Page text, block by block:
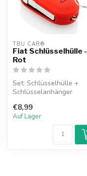
TBU CAR®
Fiat Schlüsselhülle -
Rot
Set: Schlüsselhülle +
Schlüsselanhänger
€8,99
Auf Lager